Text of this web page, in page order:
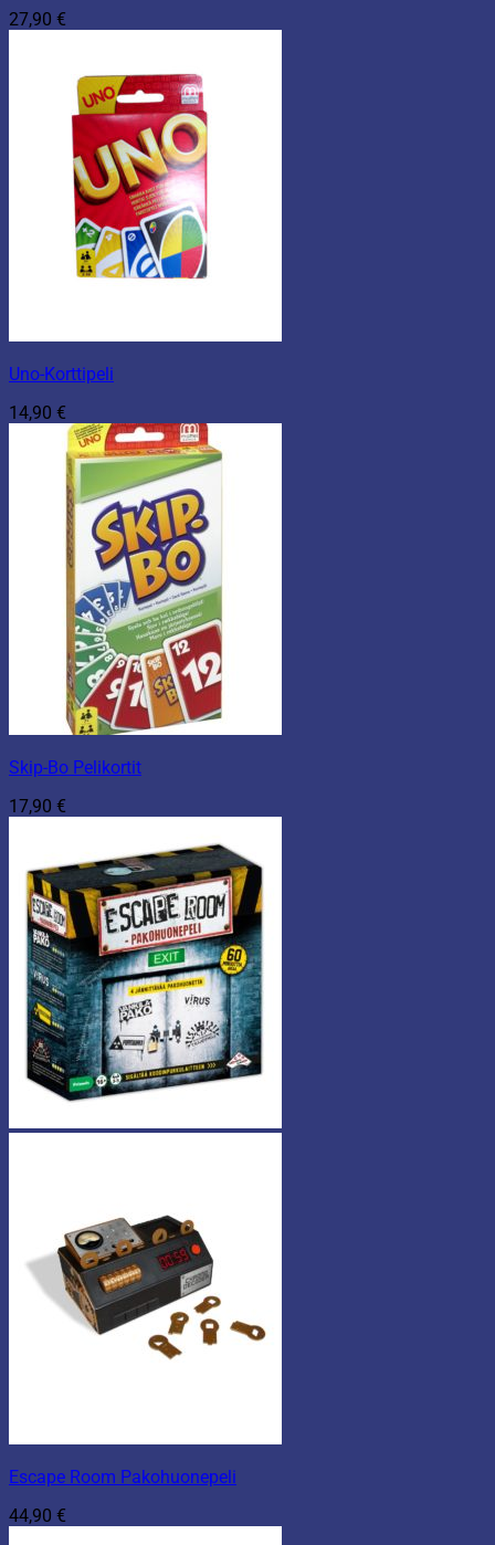
27,90 €
Uno-Korttipeli
14,90 €
Skip-Bo Pelikortit
17,90 €
Escape Room Pakohuonepeli
44,90 €